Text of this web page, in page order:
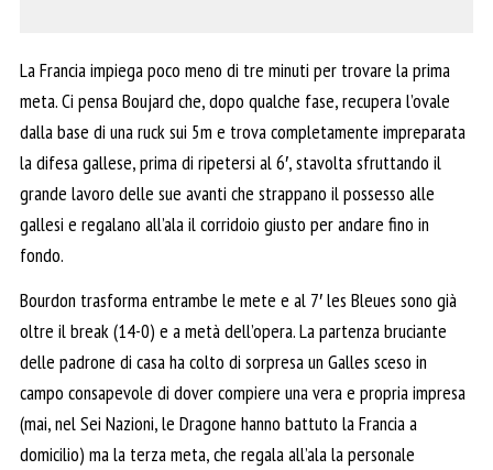
La Francia impiega poco meno di tre minuti per trovare la prima
meta. Ci pensa Boujard che, dopo qualche fase, recupera l’ovale
dalla base di una ruck sui 5m e trova completamente impreparata
la difesa gallese, prima di ripetersi al 6′, stavolta sfruttando il
grande lavoro delle sue avanti che strappano il possesso alle
gallesi e regalano all’ala il corridoio giusto per andare fino in
fondo.
Bourdon trasforma entrambe le mete e al 7′ les Bleues sono già
oltre il break (14-0) e a metà dell’opera. La partenza bruciante
delle padrone di casa ha colto di sorpresa un Galles sceso in
campo consapevole di dover compiere una vera e propria impresa
(mai, nel Sei Nazioni, le Dragone hanno battuto la Francia a
domicilio) ma la terza meta, che regala all’ala la personale